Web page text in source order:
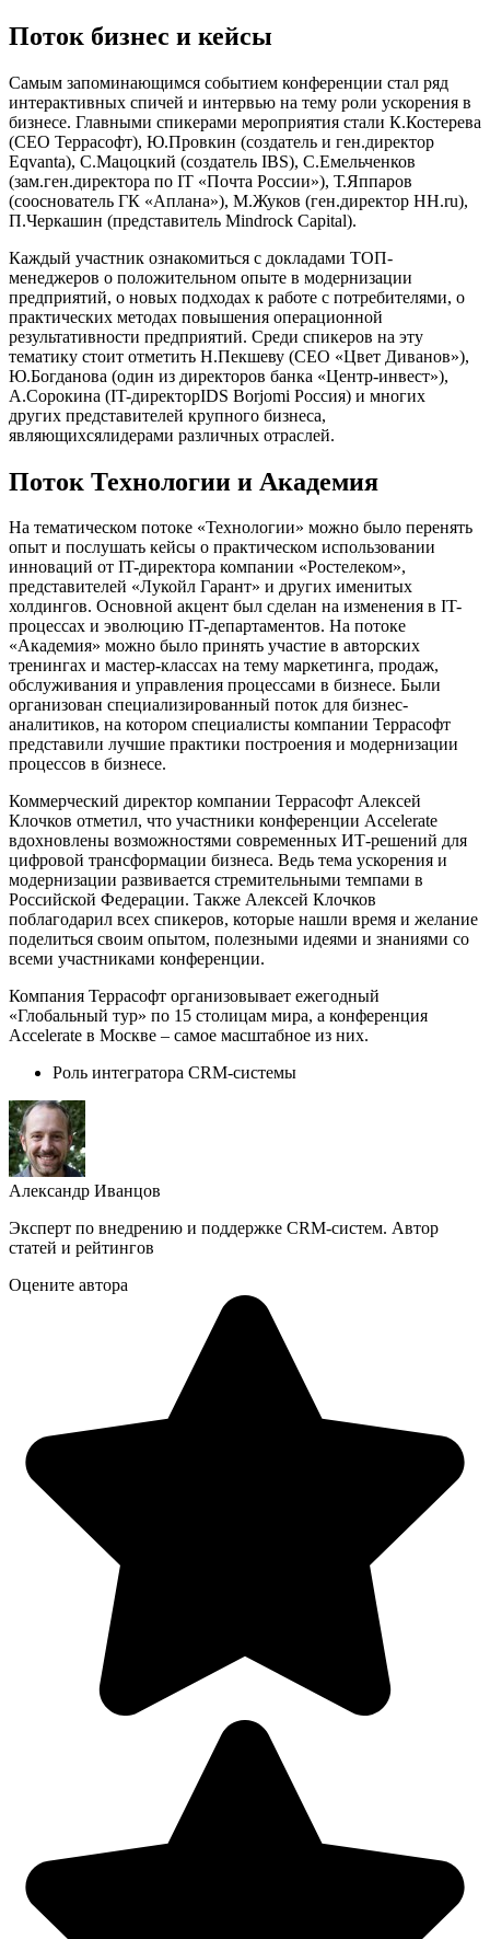
Поток бизнес и кейсы
Самым запоминающимся событием конференции стал ряд
интерактивных спичей и интервью на тему роли ускорения в
бизнесе. Главными спикерами мероприятия стали К.Костерева
(CEO Террасофт), Ю.Провкин (создатель и ген.директор
Eqvanta), С.Мацоцкий (создатель IBS), С.Емельченков
(зам.ген.директора по IT «Почта России»), Т.Яппаров
(сооснователь ГК «Аплана»), М.Жуков (ген.директор HH.ru),
П.Черкашин (представитель Mindrock Capital).
Каждый участник ознакомиться с докладами ТОП-
менеджеров о положительном опыте в модернизации
предприятий, о новых подходах к работе с потребителями, о
практических методах повышения операционной
результативности предприятий. Среди спикеров на эту
тематику стоит отметить Н.Пекшеву (СЕО «Цвет Диванов»),
Ю.Богданова (один из директоров банка «Центр-инвест»),
А.Сорокина (IT-директорIDS Borjomi Россия) и многих
других представителей крупного бизнеса,
являющихсялидерами различных отраслей.
Поток Технологии и Академия
На тематическом потоке «Технологии» можно было перенять
опыт и послушать кейсы о практическом использовании
инноваций от IT-директора компании «Ростелеком»,
представителей «Лукойл Гарант» и других именитых
холдингов. Основной акцент был сделан на изменения в IT-
процессах и эволюцию IT-департаментов. На потоке
«Академия» можно было принять участие в авторских
тренингах и мастер-классах на тему маркетинга, продаж,
обслуживания и управления процессами в бизнесе. Были
организован специализированный поток для бизнес-
аналитиков, на котором специалисты компании Террасофт
представили лучшие практики построения и модернизации
процессов в бизнесе.
Коммерческий директор компании Террасофт Алексей
Клочков отметил, что участники конференции Accelerate
вдохновлены возможностями современных ИТ-решений для
цифровой трансформации бизнеса. Ведь тема ускорения и
модернизации развивается стремительными темпами в
Российской Федерации. Также Алексей Клочков
поблагодарил всех спикеров, которые нашли время и желание
поделиться своим опытом, полезными идеями и знаниями со
всеми участниками конференции.
Компания Террасофт организовывает ежегодный
«Глобальный тур» по 15 столицам мира, а конференция
Accelerate в Москве – самое масштабное из них.
Роль интегратора CRM-системы
Александр Иванцов
Эксперт по внедрению и поддержке CRM-систем. Автор
статей и рейтингов
Оцените автора